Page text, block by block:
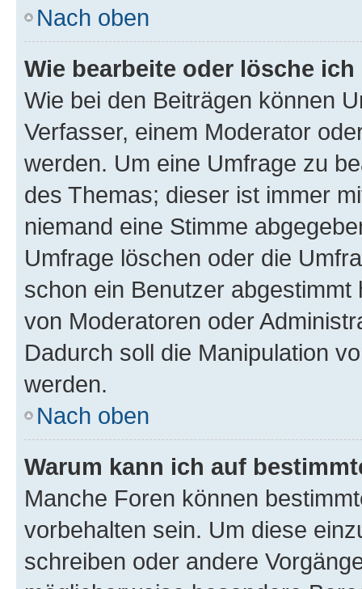
Nach oben
Wie bearbeite oder lösche
Wie bei den Beiträgen können
Verfasser, einem Moderator
werden. Um eine Umfrage zu
des Themas; dieser ist immer
niemand eine Stimme
Umfrage löschen oder die
schon ein Benutzer
von Moderatoren oder
Dadurch soll die Manipulation
werden.
Nach oben
Warum kann ich auf
Manche Foren können
vorbehalten sein. Um diese
schreiben oder andere